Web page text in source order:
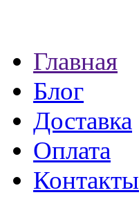
Главная
Блог
Доставка
Оплата
Контакты